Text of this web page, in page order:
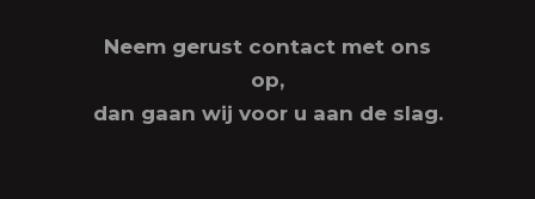
Neem gerust contact met ons
op,
dan gaan wij voor u aan de slag.